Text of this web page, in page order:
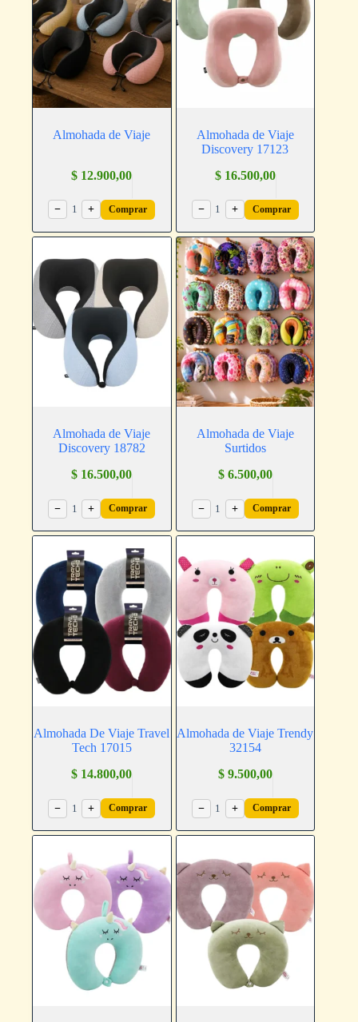
Almohada de Viaje
$ 12.900,00
− 1 + Comprar
Almohada de Viaje
Discovery 17123
$16.500,00
− 1 + Comprar
Almohada de Viaje
Discovery 18782
$ 16.500,00
− 1 + Comprar
Almohada de Viaje
Surtidos
$6.500,00
− 1 + Comprar
Almohada De Viaje Travel
Tech 17015
$ 14.800,00
− 1 + Comprar
Almohada de Viaje Trendy
32154
$9.500,00
− 1 + Comprar